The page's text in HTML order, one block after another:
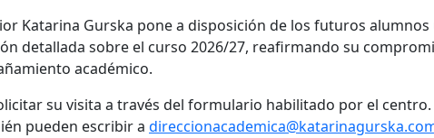
Katarina Gurska pone a disposición de los futuros alumnos
detallada sobre el curso 2026/27, reafirmando su
académico.
su visita a través del formulario habilitado por el centro.
pueden escribir a